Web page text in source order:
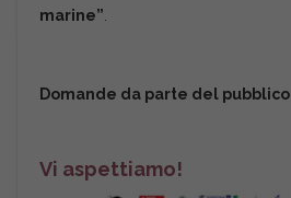
marine”
Domande da parte del pubblico
Vi aspettiamo!